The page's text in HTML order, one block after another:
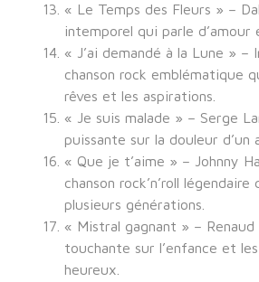
« Le Temps des Fleurs » –
intemporel qui parle d’amour
« J’ai demandé à la Lune » –
chanson rock emblématique
rêves et les aspirations.
« Je suis malade » – Serge
puissante sur la douleur d’un
« Que je t’aime » – Johnny
chanson rock’n’roll légendaire
plusieurs générations.
« Mistral gagnant » – Renaud
touchante sur l’enfance et
heureux.